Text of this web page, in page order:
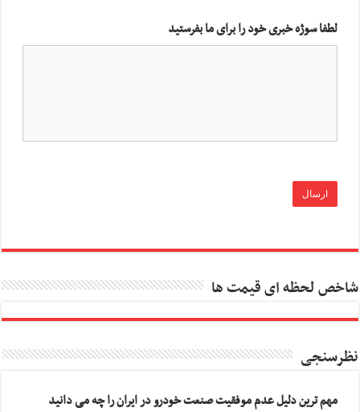
لطفا سوژه خبری خود را برای ما بفرستید
شاخص لحظه ای قیمت ها
نظرسنجی
مهم ترین دلیل عدم موفقیت صنعت خودرو در ایران را چه می دانید